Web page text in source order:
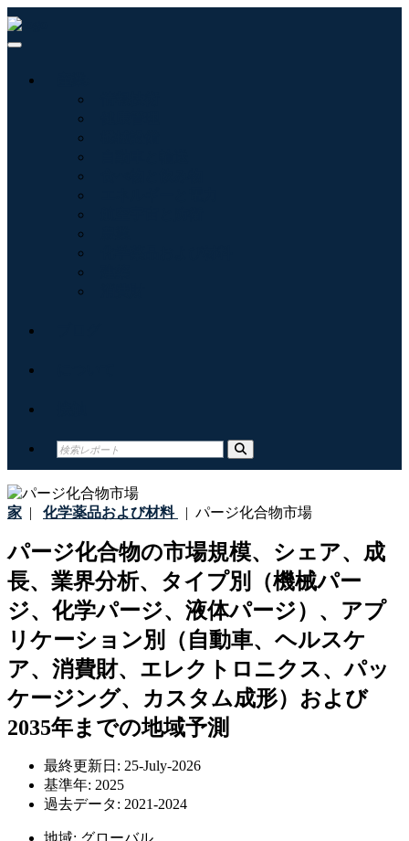
家 | 化学薬品および材料 | パージ化合物市場
パージ化合物の市場規模、シェア、成
長、業界分析、タイプ別（機械パー
ジ、化学パージ、液体パージ）、アプ
リケーション別（自動車、ヘルスケ
ア、消費財、エレクトロニクス、パッ
ケージング、カスタム成形）および
2035年までの地域予測
最終更新日: 25-July-2026
基準年: 2025
過去データ: 2021-2024